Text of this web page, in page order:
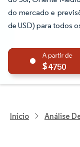
do mercado e
de USD) para todos
4750
Início Análise